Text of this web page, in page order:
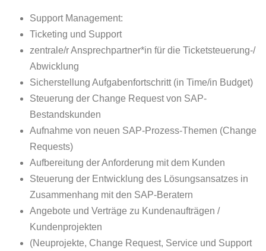
Support Management:
Ticketing und Support
zentrale/r Ansprechpartner*in für die Ticketsteuerung-/
Abwicklung
Sicherstellung Aufgabenfortschritt (in Time/in Budget)
Steuerung der Change Request von SAP-
Bestandskunden
Aufnahme von neuen SAP-Prozess-Themen (Change
Requests)
Aufbereitung der Anforderung mit dem Kunden
Steuerung der Entwicklung des Lösungsansatzes in
Zusammenhang mit den SAP-Beratern
Angebote und Verträge zu Kundenaufträgen /
Kundenprojekten
(Neuprojekte, Change Request, Service und Support